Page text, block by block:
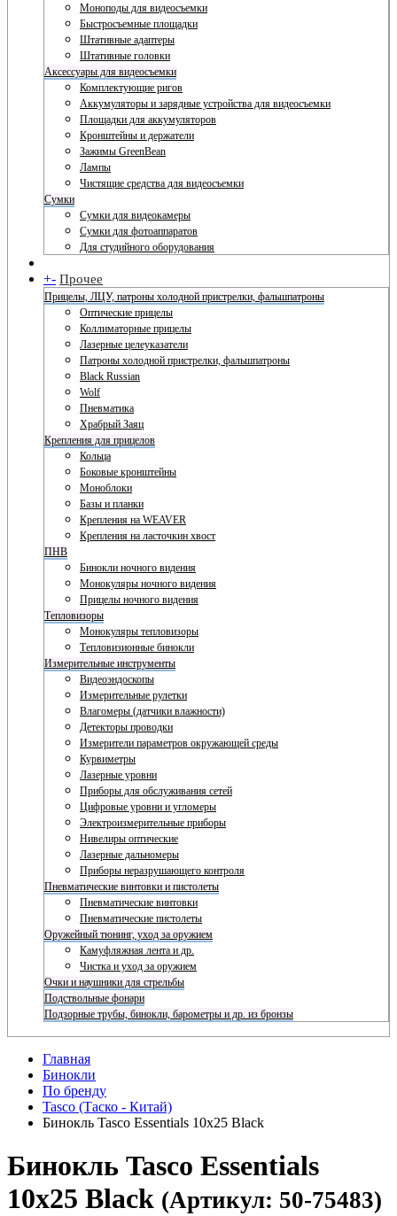
Моноподы для видеосъемки
Быстросъемные площадки
Штативные адаптеры
Штативные головки
Аксессуары для видеосъемки
Комплектующие ригов
Аккумуляторы и зарядные устройства для видеосъемки
Площадки для аккумуляторов
Кронштейны и держатели
Зажимы GreenBean
Лампы
Чистящие средства для видеосъемки
Сумки
Сумки для видеокамеры
Сумки для фотоаппаратов
Для студийного оборудования
+- Прочее
Прицелы, ЛЦУ, патроны холодной пристрелки, фальшпатроны
Оптические прицелы
Коллиматорные прицелы
Лазерные целеуказатели
Патроны холодной пристрелки, фальшпатроны
Black Russian
Wolf
Пневматика
Храбрый Заяц
Крепления для прицелов
Кольца
Боковые кронштейны
Моноблоки
Базы и планки
Крепления на WEAVER
Крепления на ласточкин хвост
ПНВ
Бинокли ночного видения
Монокуляры ночного видения
Прицелы ночного видения
Тепловизоры
Монокуляры тепловизоры
Тепловизионные бинокли
Измерительные инструменты
Видеоэндоскопы
Измерительные рулетки
Влагомеры (датчики влажности)
Детекторы проводки
Измерители параметров окружающей среды
Курвиметры
Лазерные уровни
Приборы для обслуживания сетей
Цифровые уровни и угломеры
Электроизмерительные приборы
Нивелиры оптические
Лазерные дальномеры
Приборы неразрушающего контроля
Пневматические винтовки и пистолеты
Пневматические винтовки
Пневматические пистолеты
Оружейный тюнинг, уход за оружием
Камуфляжная лента и др.
Чистка и уход за оружием
Очки и наушники для стрельбы
Подствольные фонари
Подзорные трубы, бинокли, барометры и др. из бронзы
Главная
Бинокли
По бренду
Tasco (Таско - Китай)
Бинокль Tasco Essentials 10x25 Black
Бинокль Tasco Essentials
10x25 Black (Артикул: 50-75483)